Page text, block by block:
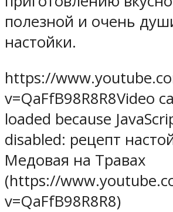
полезной и очень
настойки.
https://
v=QaFfB98R8R8Video
loaded because
disabled: рецепт
Медовая на Травах
(https://
v=QaFfB98R8R8)